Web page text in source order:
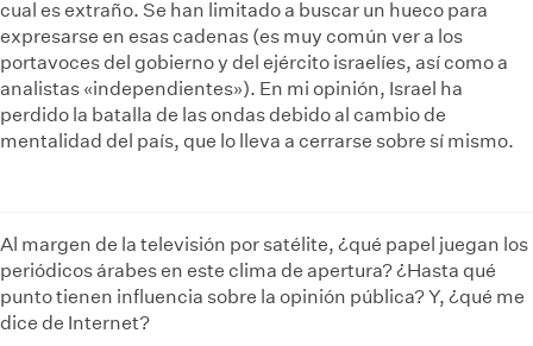
cual es extraño. Se han limitado a buscar un hueco para
expresarse en esas cadenas (es muy común ver a los
portavoces del gobierno y del ejército israelíes, así como a
analistas «independientes»). En mi opinión, Israel ha
perdido la batalla de las ondas debido al cambio de
mentalidad del país, que lo lleva a cerrarse sobre sí mismo.
Al margen de la televisión por satélite, ¿qué papel juegan los
periódicos árabes en este clima de apertura? ¿Hasta qué
punto tienen influencia sobre la opinión pública? Y, ¿qué me
dice de Internet?